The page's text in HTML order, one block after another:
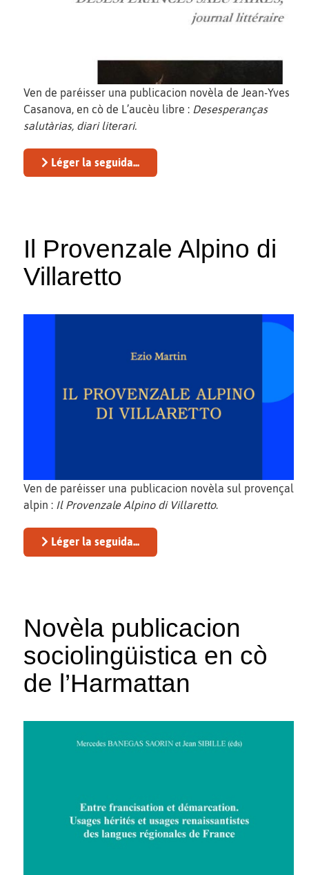
Ven de paréisser una publicacion novèla de Jean-Yves
Casanova, en cò de L’aucèu libre : Desesperanças
salutàrias, diari literari.
Léger la seguida...
Il Provenzale Alpino di
Villaretto
Ven de paréisser una publicacion novèla sul provençal
alpin : Il Provenzale Alpino di Villaretto.
Léger la seguida...
Novèla publicacion
sociolingüistica en cò
de l’Harmattan